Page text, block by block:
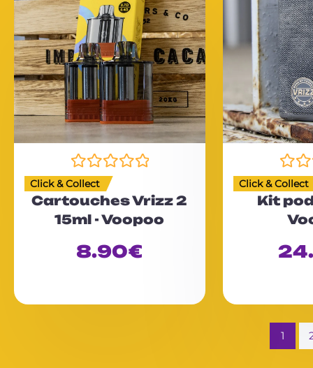
N
o
t
e
s
Click & Collect
Cartouches Vrizz 2
15ml - Voopoo
8.90€
N
o
t
s
Click & Collect
Kit
1